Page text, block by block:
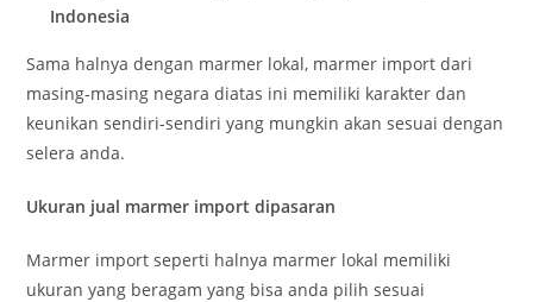
Indonesia
Sama halnya dengan marmer lokal, marmer import dari
masing-masing negara diatas ini memiliki karakter dan
keunikan sendiri-sendiri yang mungkin akan sesuai dengan
selera anda.
Ukuran jual marmer import dipasaran
Marmer import seperti halnya marmer lokal memiliki
ukuran yang beragam yang bisa anda pilih sesuai